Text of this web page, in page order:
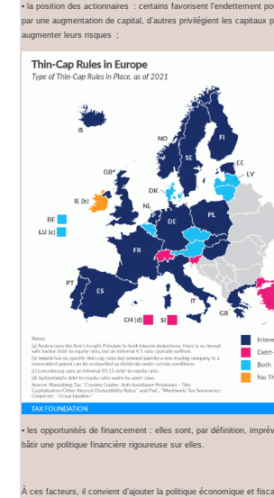
▪ la position des actionnaires : certains favorisent l’endettement
par une augmentation de capital, d’autres privilégient les capitaux
augmenter leurs risques ;
▪ les opportunités de financement : elles sont, par définition,
bâtir une politique financière rigoureuse sur elles.
À ces facteurs, il convient d’ajouter la politique économique et